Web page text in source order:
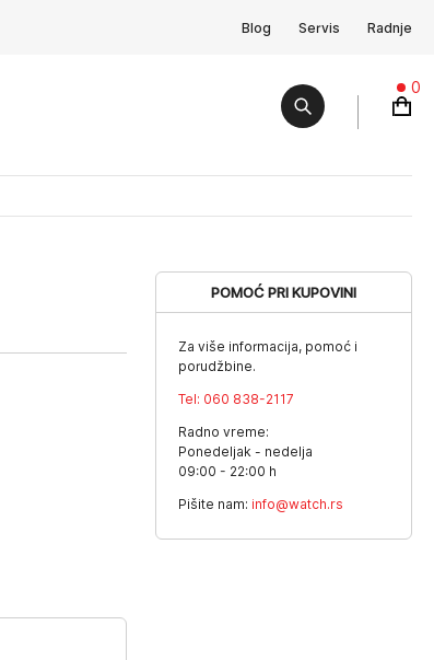
Blog Servis Radnje
0
POMOĆ PRI KUPOVINI
Za više informacija, pomoć i
porudžbine.
Tel: 060 838-2117
Radno vreme:
Ponedeljak - nedelja
09:00 - 22:00 h
Pišite nam: info@watch.rs